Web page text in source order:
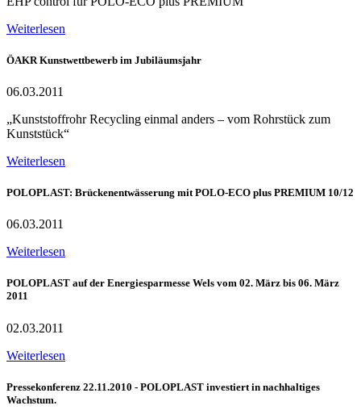
Weiterlesen
ÖAKR Kunstwettbewerb im Jubiläumsjahr
06.03.2011
„Kunststoffrohr Recycling einmal anders – vom Rohrstück zum
Kunststück“
Weiterlesen
POLOPLAST: Brückenentwässerung mit POLO-ECO plus PREMIUM 10/12
06.03.2011
Weiterlesen
POLOPLAST auf der Energiesparmesse Wels vom 02. März bis 06. März
2011
02.03.2011
Weiterlesen
Pressekonferenz 22.11.2010 - POLOPLAST investiert in nachhaltiges
Wachstum.